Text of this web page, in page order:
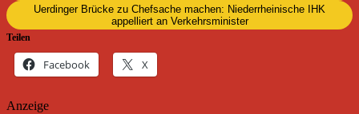
Uerdinger Brücke zu Chefsache machen: Niederrheinische IHK
appelliert an Verkehrsminister
Teilen
Facebook X
Anzeige